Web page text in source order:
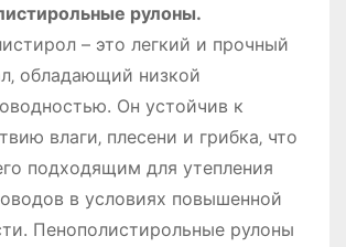
рулоны.
– это легкий и прочный
обладающий низкой
Он устойчив к
влаги‚ плесени и грибка‚ что
подходящим для утепления
в условиях повышенной
Пенополистирольные рулоны